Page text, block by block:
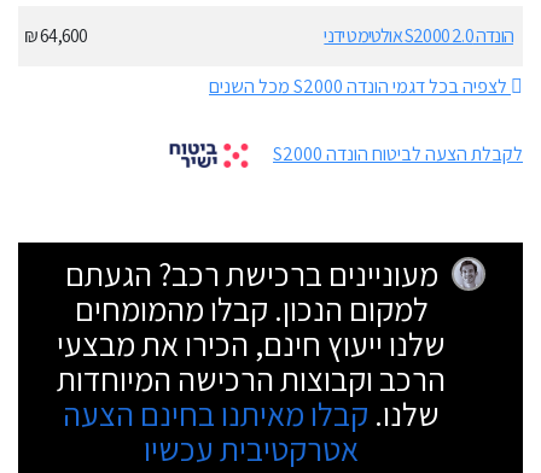
הונדה S2000 2.0 אולטימט ידני
64,600 ₪
לצפיה בכל דגמי הונדה S2000 מכל השנים
לקבלת הצעה לביטוח הונדה S2000
מעוניינים ברכישת רכב? הגעתם
למקום הנכון. קבלו מהמומחים
שלנו ייעוץ חינם, הכירו את מבצעי
הרכב וקבוצות הרכישה המיוחדות
שלנו. קבלו מאיתנו בחינם הצעה
אטרקטיבית עכשיו